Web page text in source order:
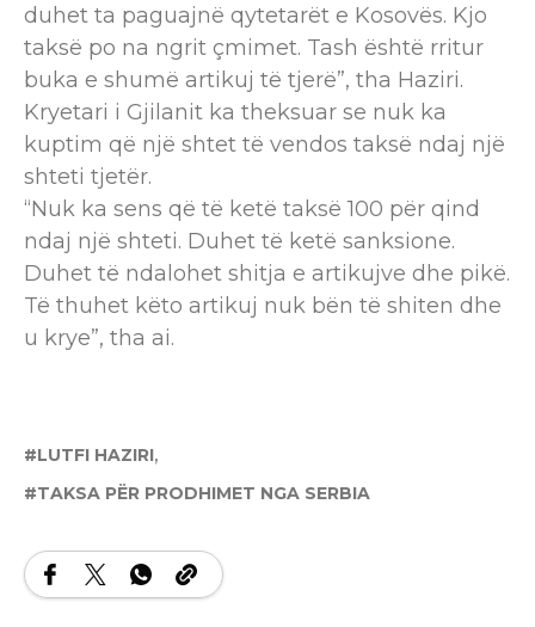
duhet ta paguajnë qytetarët e Kosovës. Kjo
taksë po na ngrit çmimet. Tash është rritur
buka e shumë artikuj të tjerë”, tha Haziri.
Kryetari i Gjilanit ka theksuar se nuk ka
kuptim që një shtet të vendos taksë ndaj një
shteti tjetër.
“Nuk ka sens që të ketë taksë 100 për qind
ndaj një shteti. Duhet të ketë sanksione.
Duhet të ndalohet shitja e artikujve dhe pikë.
Të thuhet këto artikuj nuk bën të shiten dhe
u krye”, tha ai.
LUTFI HAZIRI
TAKSA PËR PRODHIMET NGA SERBIA